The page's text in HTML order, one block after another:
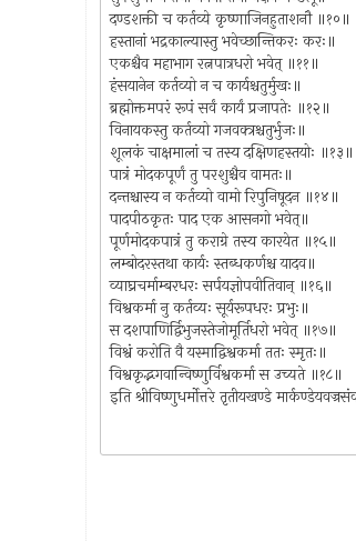
दण्डशक्ती च कर्तव्ये कृष्णाजिनहुताशनौ ॥१०॥
हस्तानां भद्रकाल्यास्तु भवेच्छान्तिकरः करः॥
एकश्चैव महाभाग रत्नपात्रधरो भवेत् ॥११॥
हंसयानेन कर्तव्यो न च कार्यश्चतुर्मुखः॥
ब्रह्मोक्तमपरं रूपं सर्वं कार्यं प्रजापतेः ॥१२॥
विनायकस्तु कर्तव्यो गजवक्त्रश्चतुर्भुजः॥
शूलकं चाक्षमालां च तस्य दक्षिणहस्तयोः ॥१३॥
पात्रं मोदकपूर्णं तु परशुश्चैव वामतः॥
दन्तश्चास्य न कर्तव्यो वामो रिपुनिषूदन ॥१४॥
पादपीठकृतः पाद एक आसनगो भवेत्॥
पूर्णमोदकपात्रं तु कराग्रे तस्य कारयेत ॥१५॥
लम्बोदरस्तथा कार्यः स्तब्धकर्णश्च यादव॥
व्याघ्रचर्माम्बरधरः सर्पयज्ञोपवीतिवान् ॥१६॥
विश्वकर्मा नु कर्तव्यः सूर्यरूपधरः प्रभुः॥
स दशपाणिर्द्विभुजस्तेजोमूर्तिधरो भवेत् ॥१७॥
विश्वं करोति वै यस्माद्विश्वकर्मा ततः स्मृतः॥
विश्वकृद्भगवान्विष्णुर्विश्वकर्मा स उच्यते ॥१८॥
इति श्रीविष्णुधर्मोत्तरे तृतीयखण्डे